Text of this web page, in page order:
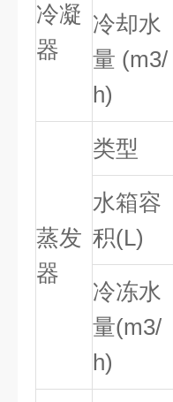
冷凝
器
冷却水
量 (m3/
h)
蒸发
器
类型
水箱容
积(L)
冷冻水
量(m3/
h)